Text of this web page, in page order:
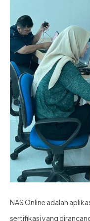
NAS Online adalah
sertifikasi yang